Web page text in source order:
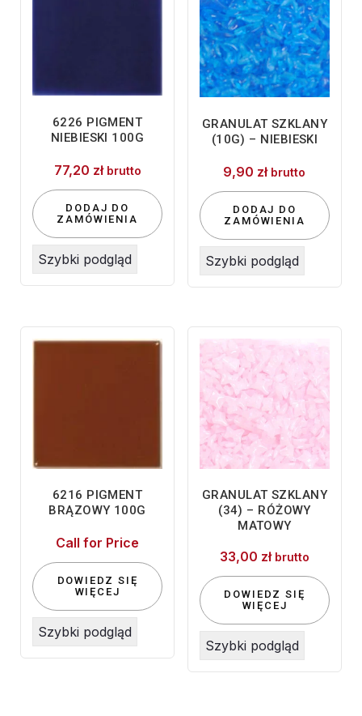
6226 PIGMENT
NIEBIESKI 100G
77,20 zł brutto
DODAJ DO
ZAMÓWIENIA
Szybki podgląd
GRANULAT SZKLANY
(10G) – NIEBIESKI
9,90 zł brutto
DODAJ DO
ZAMÓWIENIA
Szybki podgląd
6216 PIGMENT
BRĄZOWY 100G
Call for Price
DOWIEDZ SIĘ
WIĘCEJ
Szybki podgląd
GRANULAT SZKLANY
(34) – RÓŻOWY
MATOWY
33,00 zł brutto
DOWIEDZ SIĘ
WIĘCEJ
Szybki podgląd